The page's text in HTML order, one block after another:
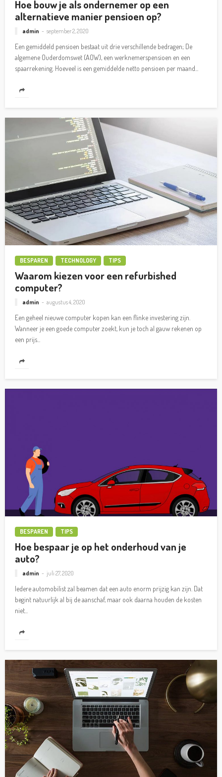
Hoe bouw je als ondernemer op een
alternatieve manier pensioen op?
admin september 2, 2020
Een gemiddeld pensioen bestaat uit drie verschillende bedragen; De
algemene Ouderdomswet (AOW), een werknemerspensioen en een
spaarrekening. Hoeveel is een gemiddelde netto pensioen per maand...
BESPAREN TECHNOLOGY TIPS
Waarom kiezen voor een refurbished
computer?
admin augustus 4, 2020
Een geheel nieuwe computer kopen kan een flinke investering zijn.
Wanneer je een goede computer zoekt, kun je toch al gauw rekenen op
een prijs...
BESPAREN TIPS
Hoe bespaar je op het onderhoud van je
auto?
admin juli 27, 2020
Iedere automobilist zal beamen dat een auto enorm prijzig kan zijn. Dat
begint natuurlijk al bij de aanschaf, maar ook daarna houden de kosten
niet...